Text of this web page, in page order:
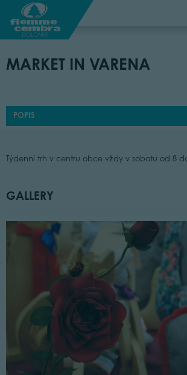
MARKET IN VARENA
POPIS
Týdenní trh v centru obce vždy v sobotu od 8
GALLERY